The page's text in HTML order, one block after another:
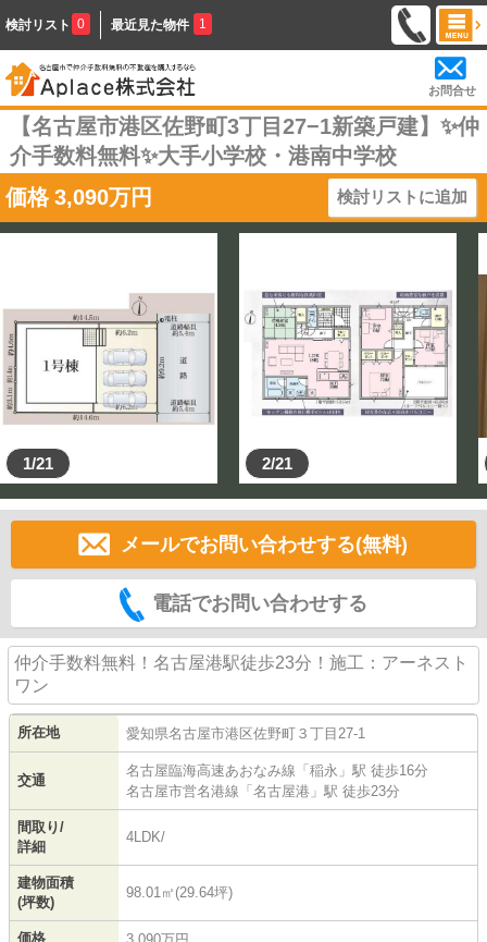
検討リスト 0 最近見た物件 1
お問合せ
【名古屋市港区佐野町3丁目27−1新築戸建】✨️仲
介手数料無料✨️大手小学校・港南中学校
価格 3,090万円 検討リストに追加
1/21 2/21
メールでお問い合わせする(無料)
電話でお問い合わせする
仲介手数料無料！名古屋港駅徒歩23分！施工：アーネスト
ワン
所在地 愛知県名古屋市港区佐野町 ３丁目27-1
交通
名古屋臨海高速あおなみ線 「 稲永 」駅 徒歩16分
名古屋市営名港線 「 名古屋港 」駅 徒歩23分
間取り/
詳細
4LDK/
建物面積
(坪数)
98.01㎡(29.64坪)
価格